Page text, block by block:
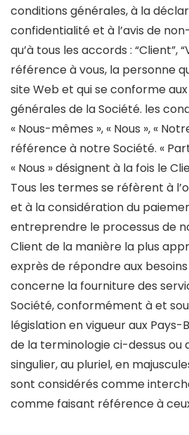
conditions générales, à la
confidentialité et à l’avis de
qu’à tous les accords : “Client”,
référence à vous, la personne
site Web et qui se conforme
générales de la Société. les
« Nous-mêmes », « Nous », «
référence à notre Société. «
« Nous » désignent à la fois le
Tous les termes se réfèrent à
et à la considération du
entreprendre le processus de
Client de la manière la plus
exprès de répondre aux
concerne la fourniture des
Société, conformément à et
législation en vigueur aux Pays-
de la terminologie ci-dessus ou
singulier, au pluriel, en
sont considérés comme
comme faisant référence à